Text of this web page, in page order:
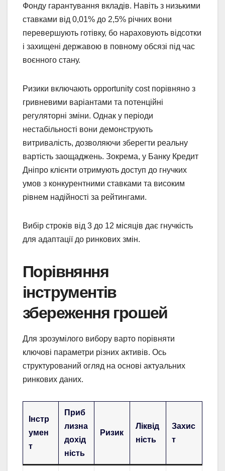
Фонду гарантування вкладів. Навіть з низькими
ставками від 0,01% до 2,5% річних вони
перевершують готівку, бо нараховують відсотки
і захищені державою в повному обсязі під час
воєнного стану.
Ризики включають opportunity cost порівняно з
гривневими варіантами та потенційні
регуляторні зміни. Однак у періоди
нестабільності вони демонструють
витривалість, дозволяючи зберегти реальну
вартість заощаджень. Зокрема, у Банку Кредит
Дніпро клієнти отримують доступ до гнучких
умов з конкурентними ставками та високим
рівнем надійності за рейтингами.
Вибір строків від 3 до 12 місяців дає гнучкість
для адаптації до ринкових змін.
Порівняння
інструментів
збереження грошей
Для зрозумілого вибору варто порівняти
ключові параметри різних активів. Ось
структурований огляд на основі актуальних
ринкових даних.
Інстр
умен
т
Приб
лизна
дохід
ність
Ризик
Ліквід
ність
Захис
т